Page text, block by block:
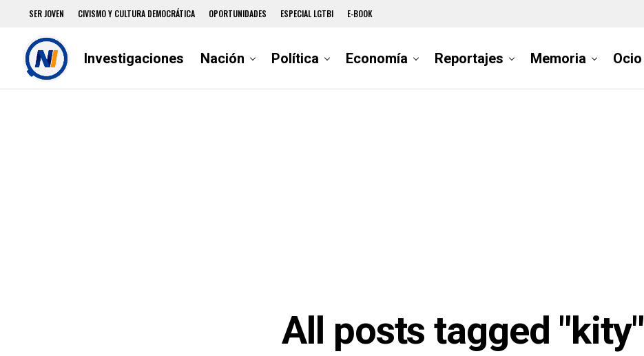
SER JOVEN CIVISMO Y CULTURA DEMOCRÁTICA OPORTUNIDADES ESPECIAL LGTBI E-BOOK
Investigaciones Nación Política Economía Reportajes Memoria Ocio
All posts tagged "kity"